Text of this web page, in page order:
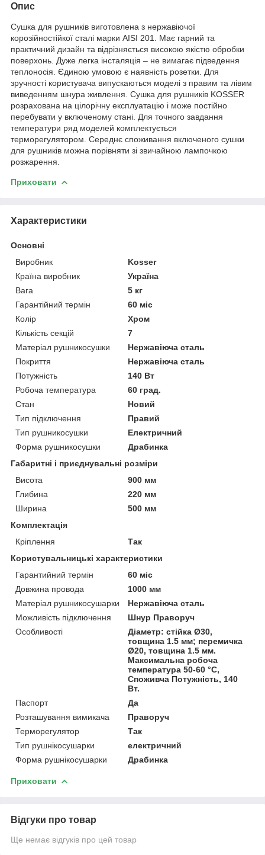
Опис
Сушка для рушників виготовлена з нержавіючої
корозійностійкої сталі марки AISI 201. Має гарний та
практичний дизайн та відрізняється високою якістю обробки
поверхонь. Дуже легка інсталяція – не вимагає підведення
теплоносія. Єдиною умовою є наявність розетки. Для
зручності користувача випускаються моделі з правим та лівим
виведенням шнура живлення. Сушка для рушників KOSSER
розрахована на цілорічну експлуатацію і може постійно
перебувати у включеному стані. Для точного завдання
температури ряд моделей комплектується
терморегулятором. Середнє споживання включеного сушки
для рушників можна порівняти зі звичайною лампочкою
розжарення.
Приховати
Характеристики
Основні
Виробник
Kosser
Країна виробник
Україна
Вага
5 кг
Гарантійний термін
60 міс
Колір
Хром
Кількість секцій
7
Матеріал рушникосушки
Нержавіюча сталь
Покриття
Нержавіюча сталь
Потужність
140 Вт
Робоча температура
60 град.
Стан
Новий
Тип підключення
Правий
Тип рушникосушки
Електричний
Форма рушникосушки
Драбинка
Габаритні і приєднувальні розміри
Висота
900 мм
Глибина
220 мм
Ширина
500 мм
Комплектація
Кріплення
Так
Користувальницькі характеристики
Гарантийний термін
60 міс
Довжина провода
1000 мм
Матеріал рушникосушарки
Нержавіюча сталь
Можливість підключення
Шнур Праворуч
Особливості
Діаметр: стійка Ø30,
товщина 1.5 мм; перемичка
Ø20, товщина 1.5 мм.
Максимальна робоча
температура 50-60 °C,
Споживча Потужність, 140
Вт.
Паспорт
Да
Розташування вимикача
Праворуч
Терморегулятор
Так
Тип рушнікосушарки
електричний
Форма рушнікосушарки
Драбинка
Приховати
Відгуки про товар
Ще немає відгуків про цей товар